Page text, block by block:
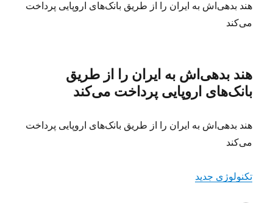
هند بدهی‌اش به ایران را از طریق بانک‌های اروپایی پرداخت
می‌کند
هند بدهی‌اش به ایران را از طریق
بانک‌های اروپایی پرداخت می‌کند
هند بدهی‌اش به ایران را از طریق بانک‌های اروپایی پرداخت
می‌کند
تکنولوژی جدید